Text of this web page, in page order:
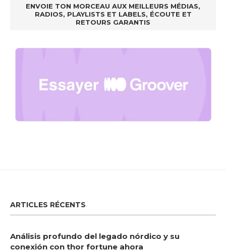
ENVOIE TON MORCEAU AUX MEILLEURS MÉDIAS,
RADIOS, PLAYLISTS ET LABELS, ÉCOUTE ET
RETOURS GARANTIS
ARTICLES RÉCENTS
Análisis profundo del legado nórdico y su
conexión con thor fortune ahora